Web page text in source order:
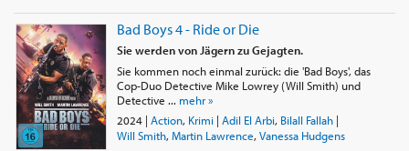
Bad Boys 4 - Ride or Die
Sie werden von Jägern zu Gejagten.
Sie kommen noch einmal zurück: die 'Bad Boys', das
Cop-Duo Detective Mike Lowrey (Will Smith) und
Detective ... mehr »
2024| Action, Krimi| Adil El Arbi, Bilall Fallah|
Will Smith, Martin Lawrence, Vanessa Hudgens